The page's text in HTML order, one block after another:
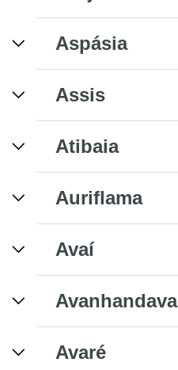
Aspásia
Assis
Atibaia
Auriflama
Avaí
Avanhandava
Avaré